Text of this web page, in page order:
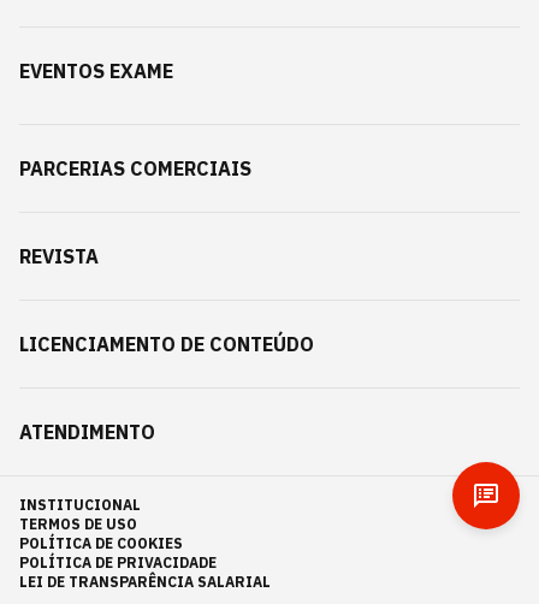
EVENTOS EXAME
PARCERIAS COMERCIAIS
REVISTA
LICENCIAMENTO DE CONTEÚDO
ATENDIMENTO
INSTITUCIONAL
TERMOS DE USO
POLÍTICA DE COOKIES
POLÍTICA DE PRIVACIDADE
LEI DE TRANSPARÊNCIA SALARIAL